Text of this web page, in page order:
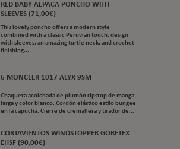
RED BABY ALPACA PONCHO WITH
SLEEVES (71,00€)
This lovely poncho offers a modern style
combined with a classic Peruvian touch. design
with sleeves, an amazing turtle neck, and crochet
finishing...
6 MONCLER 1017 ALYX 9SM
Chaqueta acolchada de plumón ripstop de manga
larga y color blanco. Cordón elástico estilo bungee
en la capucha. Cierre de cremallera y tirador de...
CORTAVIENTOS WINDSTOPPER GORETEX
EHSF (90,00€)